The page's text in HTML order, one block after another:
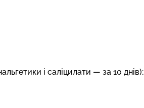
і саліцилати — за 10 днів);